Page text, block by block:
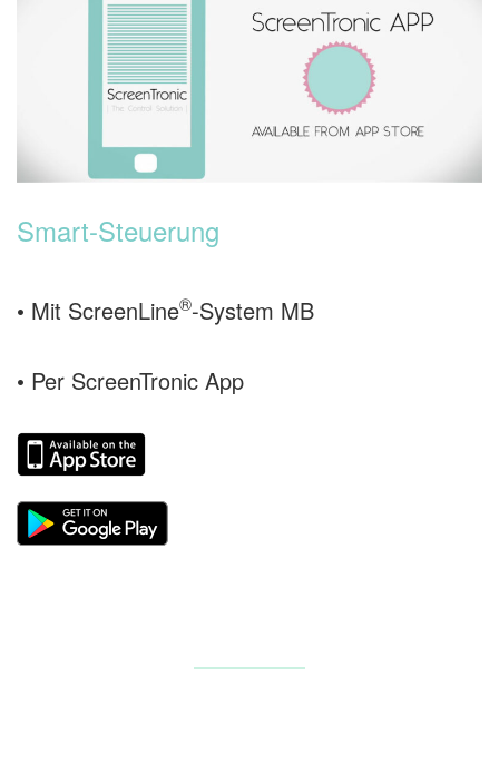
Smart-Steuerung
• Mit ScreenLine®-System MB
• Per ScreenTronic App